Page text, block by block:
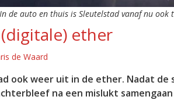
In de auto en thuis is Sleutelstad vanaf nu ook
ether
de Waard
ook weer uit in de ether. Nadat
na een mislukt